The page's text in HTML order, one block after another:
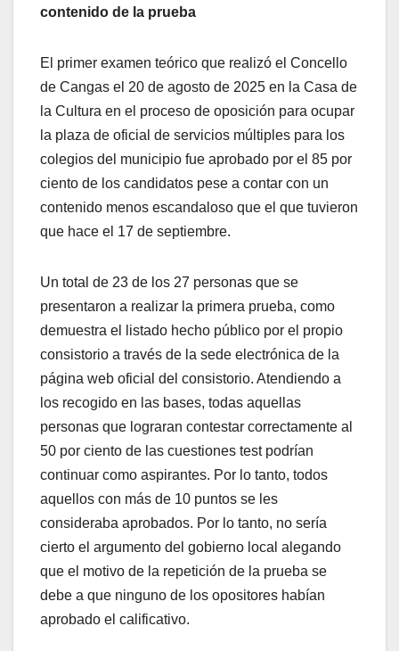
contenido de la prueba
El primer examen teórico que realizó el Concello
de Cangas el 20 de agosto de 2025 en la Casa de
la Cultura en el proceso de oposición para ocupar
la plaza de oficial de servicios múltiples para los
colegios del municipio fue aprobado por el 85 por
ciento de los candidatos pese a contar con un
contenido menos escandaloso que el que tuvieron
que hace el 17 de septiembre.
Un total de 23 de los 27 personas que se
presentaron a realizar la primera prueba, como
demuestra el listado hecho público por el propio
consistorio a través de la sede electrónica de la
página web oficial del consistorio. Atendiendo a
los recogido en las bases, todas aquellas
personas que lograran contestar correctamente al
50 por ciento de las cuestiones test podrían
continuar como aspirantes. Por lo tanto, todos
aquellos con más de 10 puntos se les
consideraba aprobados. Por lo tanto, no sería
cierto el argumento del gobierno local alegando
que el motivo de la repetición de la prueba se
debe a que ninguno de los opositores habían
aprobado el calificativo.